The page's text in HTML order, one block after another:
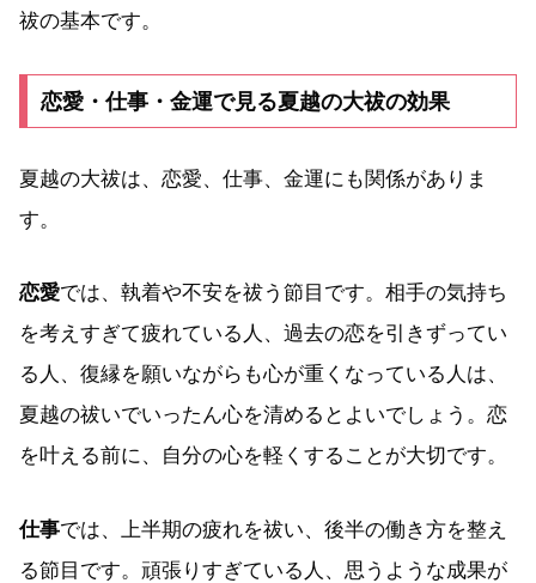
祓の基本です。
恋愛・仕事・金運で見る夏越の大祓の効果
夏越の大祓は、恋愛、仕事、金運にも関係がありま
す。
恋愛では、執着や不安を祓う節目です。相手の気持ち
を考えすぎて疲れている人、過去の恋を引きずってい
る人、復縁を願いながらも心が重くなっている人は、
夏越の祓いでいったん心を清めるとよいでしょう。恋
を叶える前に、自分の心を軽くすることが大切です。
仕事では、上半期の疲れを祓い、後半の働き方を整え
る節目です。頑張りすぎている人、思うような成果が